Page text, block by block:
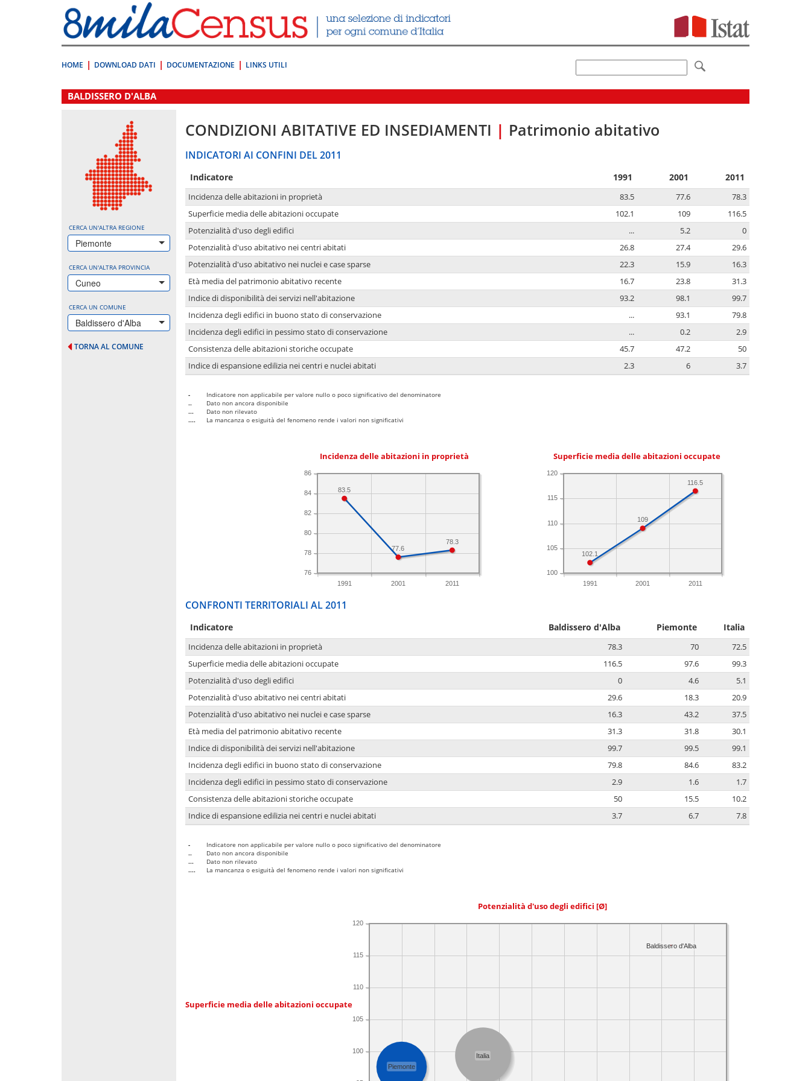
direttamente
a:
Contenuto
HOME DOWNLOAD DATI DOCUMENTAZIONE LINKS UTILI
.
BALDISSERO D'ALBA
CERCA UN'ALTRA REGIONE
Piemonte
CERCA UN'ALTRA PROVINCIA
Cuneo
CERCA UN COMUNE
Baldissero d'Alba
TORNA AL COMUNE
CONDIZIONI ABITATIVE ED INSEDIAMENTI | Patrimonio abitativo
INDICATORI AI CONFINI DEL 2011
Indicatore 1991 2001 2011
Incidenza delle abitazioni in proprietà 83.5 77.6
78.3
Superficie media delle abitazioni occupate
102.1 109
116.5
Potenzialità d'uso degli edifici
... 5.2
0
Potenzialità d'uso abitativo nei centri abitati
26.8 27.4
29.6
Potenzialità d'uso abitativo nei nuclei e case sparse
22.3 15.9
16.3
Età media del patrimonio abitativo recente
16.7 23.8
31.3
Indice di disponibilità dei servizi nell'abitazione
93.2 98.1
99.7
Incidenza degli edifici in buono stato di conservazione
... 93.1
79.8
Incidenza degli edifici in pessimo stato di conservazione
... 0.2
2.9
Consistenza delle abitazioni storiche occupate
45.7 47.2
50
Indice di espansione edilizia nei centri e nuclei abitati
2.3 6 3.7
-
Indicatore non applicabile per valore nullo o poco significativo del denominatore
..
Dato non ancora disponibile
...
Dato non rilevato
....
La mancanza o esiguità del fenomeno rende i valori non significativi
Incidenza delle abitazioni in proprietà
1991 2001 2011
76
78
80
82
84
86
78.3
77.6
83.5
Superficie media delle abitazioni occupate
1991 2001 2011
100
105
110
115
120
116.5
109
102.1
CONFRONTI TERRITORIALI AL 2011
Indicatore Baldissero d'Alba Piemonte Italia
Incidenza delle abitazioni in proprietà 78.3 70
72.5
Superficie media delle abitazioni occupate
116.5 97.6
99.3
Potenzialità d'uso degli edifici
0 4.6
5.1
Potenzialità d'uso abitativo nei centri abitati
29.6 18.3
20.9
Potenzialità d'uso abitativo nei nuclei e case sparse
16.3 43.2
37.5
Età media del patrimonio abitativo recente
31.3 31.8
30.1
Indice di disponibilità dei servizi nell'abitazione
99.7 99.5
99.1
Incidenza degli edifici in buono stato di conservazione
79.8 84.6
83.2
Incidenza degli edifici in pessimo stato di conservazione
2.9 1.6
1.7
Consistenza delle abitazioni storiche occupate
50 15.5
10.2
Indice di espansione edilizia nei centri e nuclei abitati
3.7 6.7 7.8
-
Indicatore non applicabile per valore nullo o poco significativo del denominatore
..
Dato non ancora disponibile
...
Dato non rilevato
....
La mancanza o esiguità del fenomeno rende i valori non significativi
Potenzialità d'uso degli edifici [Ø]
Superficie media delle abitazioni occupate
100
105
110
115
120
Italia
Piemonte
Baldissero d'Alba